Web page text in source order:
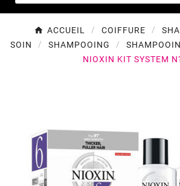
ACCUEIL COIFFURE
SOIN
SHAMPOOING
NIOXIN KIT SYSTEM